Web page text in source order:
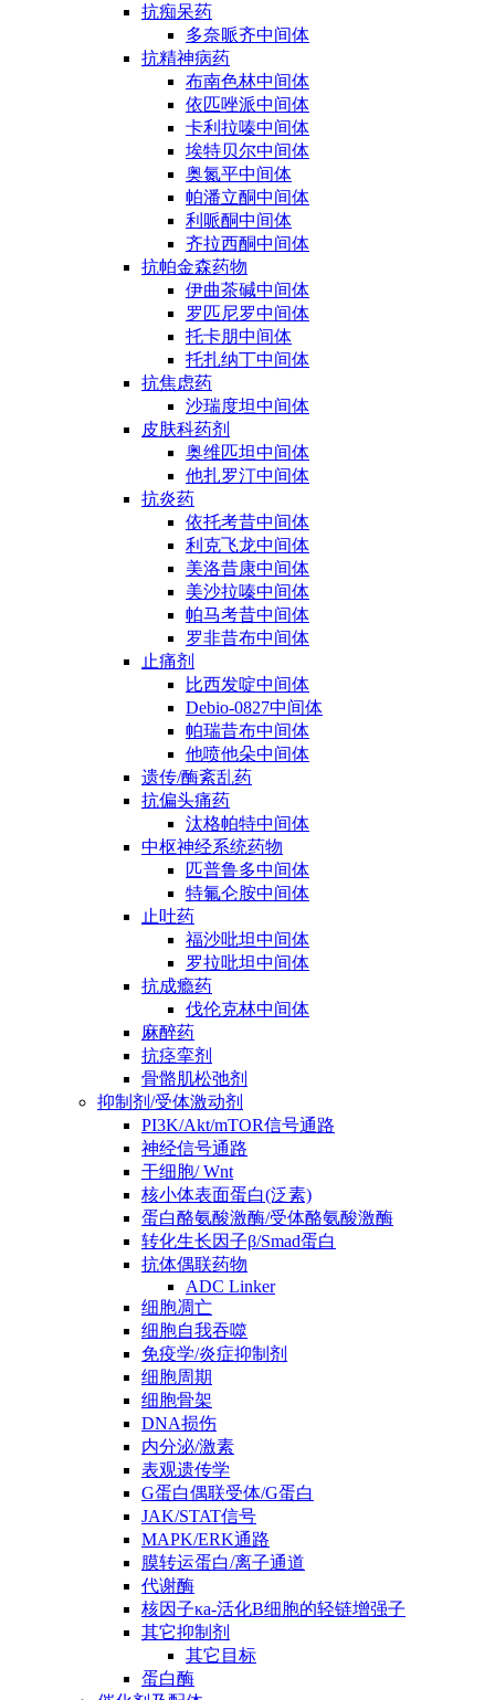
抗痴呆药
多奈哌齐中间体
抗精神病药
布南色林中间体
依匹唑派中间体
卡利拉嗪中间体
埃特贝尔中间体
奥氮平中间体
帕潘立酮中间体
利哌酮中间体
齐拉西酮中间体
抗帕金森药物
伊曲茶碱中间体
罗匹尼罗中间体
托卡朋中间体
托扎纳丁中间体
抗焦虑药
沙瑞度坦中间体
皮肤科药剂
奥维匹坦中间体
他扎罗汀中间体
抗炎药
依托考昔中间体
利克飞龙中间体
美洛昔康中间体
美沙拉嗪中间体
帕马考昔中间体
罗非昔布中间体
止痛剂
比西发啶中间体
Debio-0827中间体
帕瑞昔布中间体
他喷他朵中间体
遗传/酶紊乱药
抗偏头痛药
汰格帕特中间体
中枢神经系统药物
匹普鲁多中间体
特氟仑胺中间体
止吐药
福沙吡坦中间体
罗拉吡坦中间体
抗成瘾药
伐伦克林中间体
麻醉药
抗痉挛剂
骨骼肌松弛剂
抑制剂/受体激动剂
PI3K/Akt/mTOR信号通路
神经信号通路
干细胞/ Wnt
核小体表面蛋白(泛素)
蛋白酪氨酸激酶/受体酪氨酸激酶
转化生长因子β/Smad蛋白
抗体偶联药物
ADC Linker
细胞凋亡
细胞自我吞噬
免疫学/炎症抑制剂
细胞周期
细胞骨架
DNA损伤
内分泌/激素
表观遗传学
G蛋白偶联受体/G蛋白
JAK/STAT信号
MAPK/ERK通路
膜转运蛋白/离子通道
代谢酶
核因子κa-活化B细胞的轻链增强子
其它抑制剂
其它目标
蛋白酶